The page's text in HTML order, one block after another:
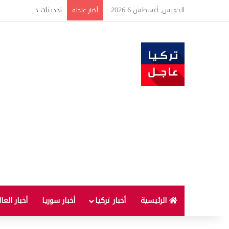
الخميس, أغسطس 6 2026 أخبار عاجلة
الرئيسية أخبار تركيا أخبار سوريا أخبار